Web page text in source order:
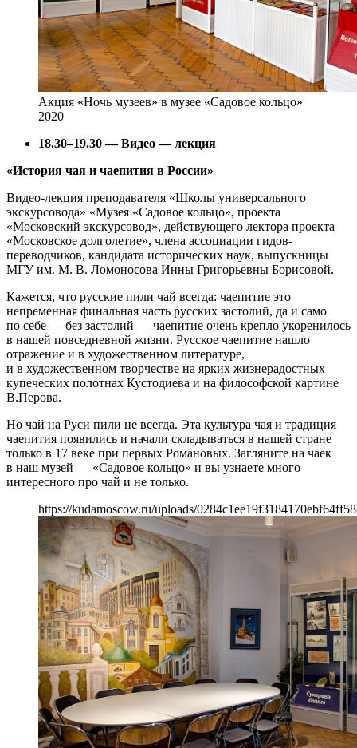
Акция «Ночь музеев» в музее «Садовое кольцо»
2020
18.30–19.30 — Видео — лекция
«История чая и чаепития в России»
Видео-лекция преподавателя «Школы универсального
экскурсовода» «Музея «Садовое кольцо», проекта
«Московский экскурсовод», действующего лектора проекта
«Московское долголетие», члена ассоциации гидов-
переводчиков, кандидата исторических наук, выпускницы
МГУ им. М. В. Ломоносова Инны Григорьевны Борисовой.
Кажется, что русские пили чай всегда: чаепитие это
непременная финальная часть русских застолий, да и само
по себе — без застолий — чаепитие очень крепло укоренилось
в нашей повседневной жизни. Русское чаепитие нашло
отражение и в художественном литературе,
и в художественном творчестве на ярких жизнерадостных
купеческих полотнах Кустодиева и на философской картине
В.Перова.
Но чай на Руси пили не всегда. Эта культура чая и традиция
чаепития появились и начали складываться в нашей стране
только в 17 веке при первых Романовых. Загляните на чаек
в наш музей — «Садовое кольцо» и вы узнаете много
интересного про чай и не только.
https://kudamoscow.ru/uploads/